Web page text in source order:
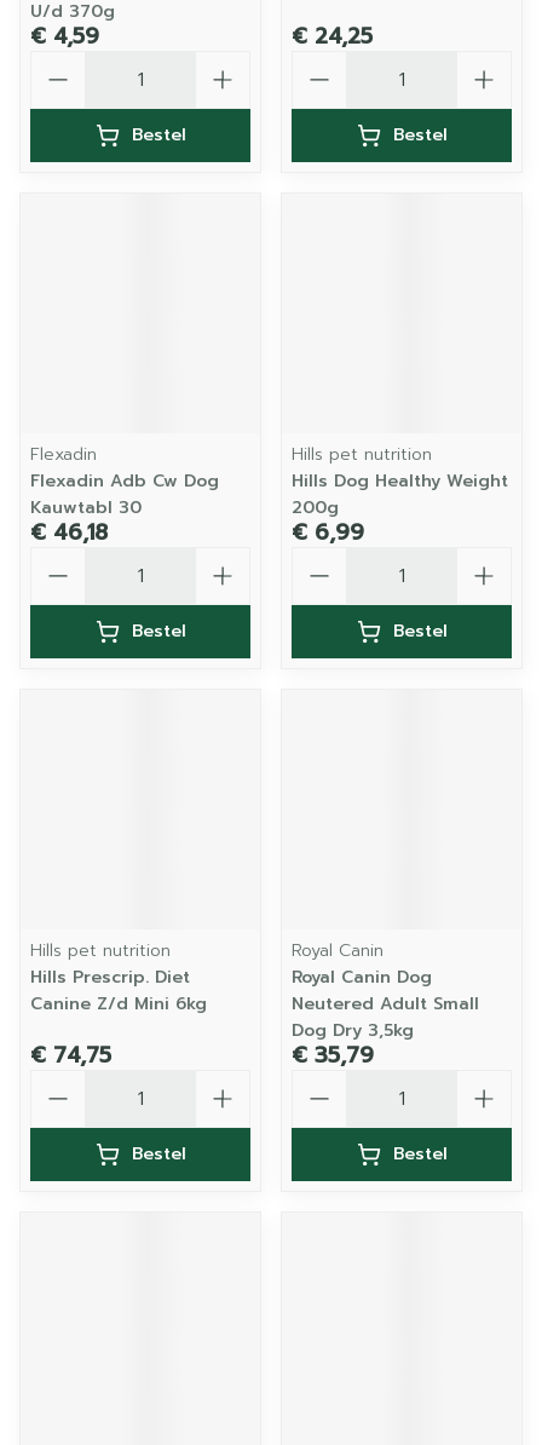
U/d 370g
€ 4,59
Bestel
€ 24,25
Bestel
Flexadin
Flexadin Adb Cw Dog
Kauwtabl 30
€ 46,18
Bestel
Hills pet nutrition
Hills Dog Healthy Weight
200g
€ 6,99
Bestel
Hills pet nutrition
Hills Prescrip. Diet
Canine Z/d Mini 6kg
€ 74,75
Bestel
Royal Canin
Royal Canin Dog
Neutered Adult Small
Dog Dry 3,5kg
€ 35,79
Bestel